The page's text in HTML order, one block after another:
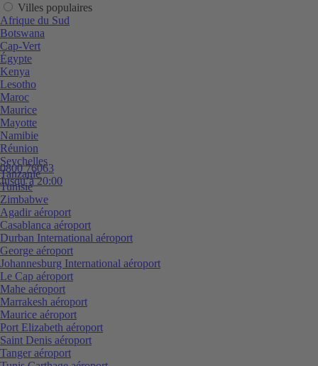
0800 76063
Jusqu’à 20:00
Villes populaires
Afrique du Sud
Botswana
Cap-Vert
Égypte
Kenya
Lesotho
Maroc
Maurice
Mayotte
Namibie
Réunion
Seychelles
Tanzanie
Tunisie
Zimbabwe
Agadir aéroport
Casablanca aéroport
Durban International aéroport
George aéroport
Johannesburg International aéroport
Le Cap aéroport
Mahe aéroport
Marrakesh aéroport
Maurice aéroport
Port Elizabeth aéroport
Saint Denis aéroport
Tanger aéroport